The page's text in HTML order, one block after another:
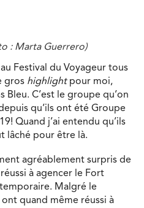
: Marta Guerrero)
au Festival du Voyageur tous
gros highlight pour moi,
Bleu. C’est le groupe qu’on
qu’ils ont été Groupe
Quand j’ai entendu qu’ils
lâché pour être là.
agréablement surpris de
à agencer le Fort
Malgré le
quand même réussi à